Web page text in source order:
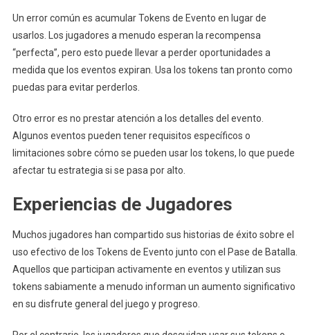
Un error común es acumular Tokens de Evento en lugar de
usarlos. Los jugadores a menudo esperan la recompensa
“perfecta”, pero esto puede llevar a perder oportunidades a
medida que los eventos expiran. Usa los tokens tan pronto como
puedas para evitar perderlos.
Otro error es no prestar atención a los detalles del evento.
Algunos eventos pueden tener requisitos específicos o
limitaciones sobre cómo se pueden usar los tokens, lo que puede
afectar tu estrategia si se pasa por alto.
Experiencias de Jugadores
Muchos jugadores han compartido sus historias de éxito sobre el
uso efectivo de los Tokens de Evento junto con el Pase de Batalla.
Aquellos que participan activamente en eventos y utilizan sus
tokens sabiamente a menudo informan un aumento significativo
en su disfrute general del juego y progreso.